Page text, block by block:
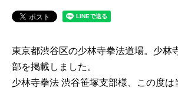
東京都渋谷区の少林寺拳法道場。少林
部を掲載しました。
少林寺拳法 渋谷笹塚支部様、この度